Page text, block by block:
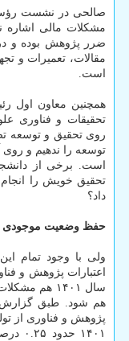
صالحی در نشست
مشکلات مالی اشاره
ضرر پژوهش بوده و
مقالات، تعمیرات و
است.
همچنین معاون اول
تحقیقات و فناوری
روی تحقیق و توسعه
توسعه را ندهیم و روی
تحقیق خویش را انجام
داد؟
حفظ وضعیت موجودی
ولی با وجود تمام
اعتبارات پژوهش و
سال ۱۴۰۱ هم
هم شود. طبق